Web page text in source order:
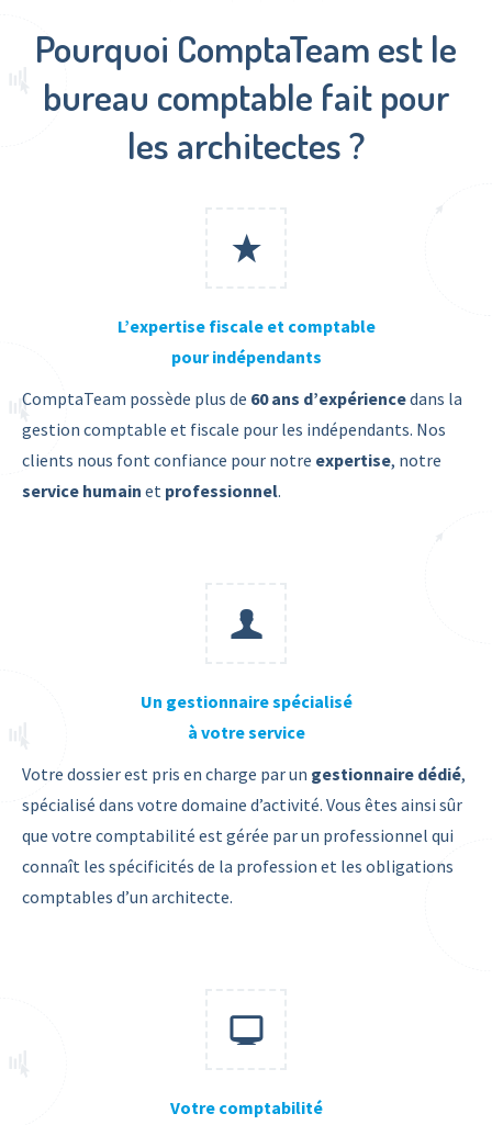
Pourquoi ComptaTeam est le
bureau comptable fait pour
les architectes ?
L’expertise fiscale et comptable
pour indépendants
ComptaTeam possède plus de 60 ans d’expériencedans la
gestion comptable et fiscale pour les indépendants. Nos
clients nous font confiance pour notre expertise, notre
service humain et professionnel.
Un gestionnaire spécialisé
à votre service
Votre dossier est pris en charge par un gestionnaire dédié,
spécialisé dans votre domaine d’activité. Vous êtes ainsi sûr
que votre comptabilité est gérée par un professionnel qui
connaît les spécificités de la profession et les obligations
comptables d’un architecte.
Votre comptabilité